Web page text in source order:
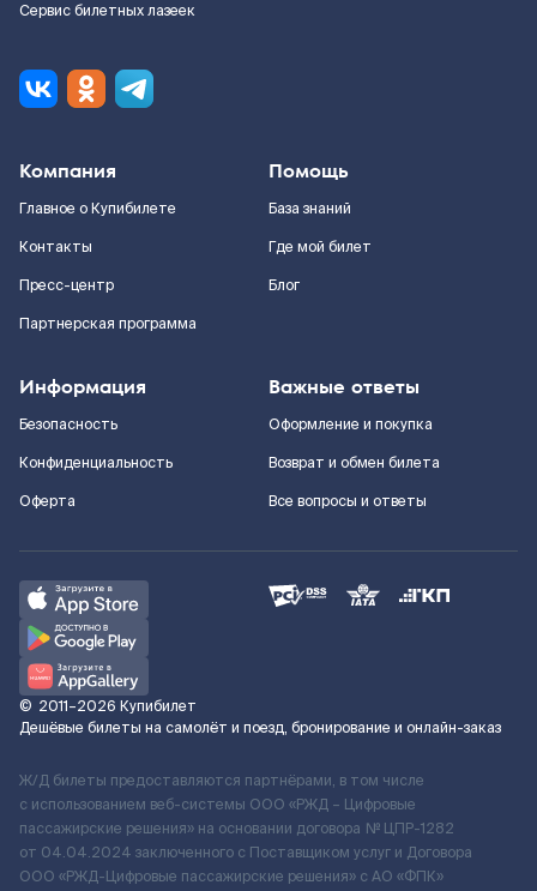
Сервис билетных лазеек
Компания
Главное о Купибилете
Контакты
Пресс-центр
Партнерская программа
Помощь
База знаний
Где мой билет
Блог
Информация
Безопасность
Конфиденциальность
Оферта
Важные ответы
Оформление и покупка
Возврат и обмен билета
Все вопросы и ответы
© 2011–2026 Купибилет
Дешёвые билеты на самолёт и поезд, бронирование и онлайн-заказ
Ж/Д билеты предоставляются партнёрами, в том числе
с использованием веб-системы ООО «РЖД – Цифровые
пассажирские решения» на основании договора № ЦПР-1282
от 04.04.2024 заключенного с Поставщиком услуг и Договора
ООО «РЖД-Цифровые пассажирские решения» c АО «ФПК»